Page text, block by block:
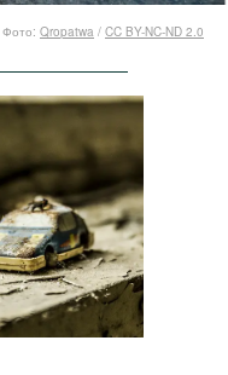
Фото: Qropatwa / CC BY-NC-ND 2.0